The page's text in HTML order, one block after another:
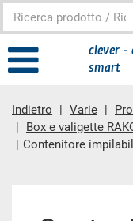
clever -
smart
Indietro Varie
Box e valigette
Contenitore